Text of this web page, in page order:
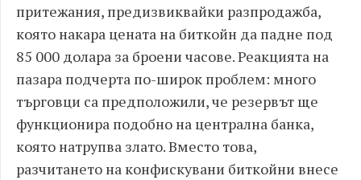
притежания, предизвиквайки разпродажба,
която накара цената на биткойн да падне под
85 000 долара за броени часове. Реакцията на
пазара подчерта по-широк проблем: много
търговци са предположили, че резервът ще
функционира подобно на централна банка,
която натрупва злато. Вместо това,
разчитането на конфискувани биткойни внесе